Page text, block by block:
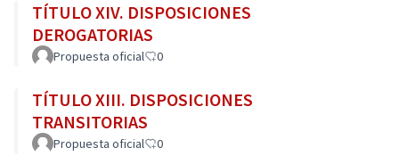
TÍTULO XIV. DISPOSICIONES
DEROGATORIAS
Propuesta oficial 0
TÍTULO XIII. DISPOSICIONES
TRANSITORIAS
Propuesta oficial 0